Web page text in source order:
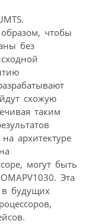
чтобы
без
схожую
таким
архитектуре
могут быть
Эта
будущих